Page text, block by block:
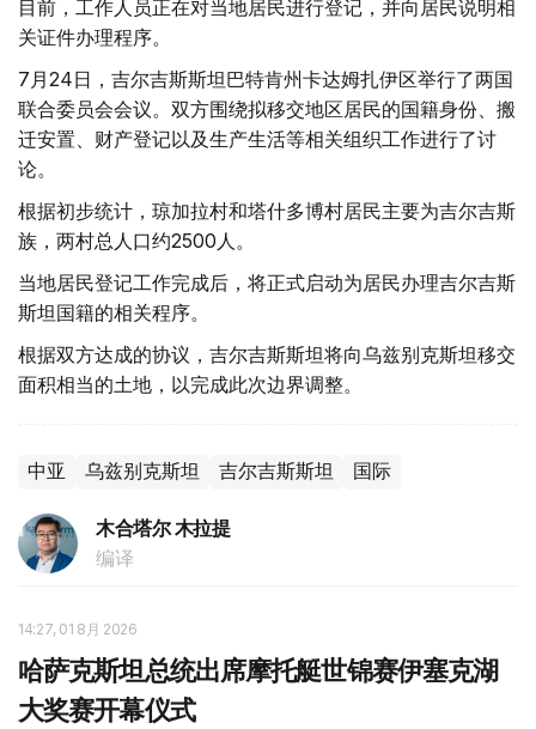
目前，工作人员正在对当地居民进行登记，并向居民说明相
关证件办理程序。
7月24日，吉尔吉斯斯坦巴特肯州卡达姆扎伊区举行了两国
联合委员会会议。双方围绕拟移交地区居民的国籍身份、搬
迁安置、财产登记以及生产生活等相关组织工作进行了讨
论。
根据初步统计，琼加拉村和塔什多博村居民主要为吉尔吉斯
族，两村总人口约2500人。
当地居民登记工作完成后，将正式启动为居民办理吉尔吉斯
斯坦国籍的相关程序。
根据双方达成的协议，吉尔吉斯斯坦将向乌兹别克斯坦移交
面积相当的土地，以完成此次边界调整。
中亚 乌兹别克斯坦 吉尔吉斯斯坦 国际
木合塔尔 木拉提
编译
14:27, 01 8月 2026
哈萨克斯坦总统出席摩托艇世锦赛伊塞克湖
大奖赛开幕仪式